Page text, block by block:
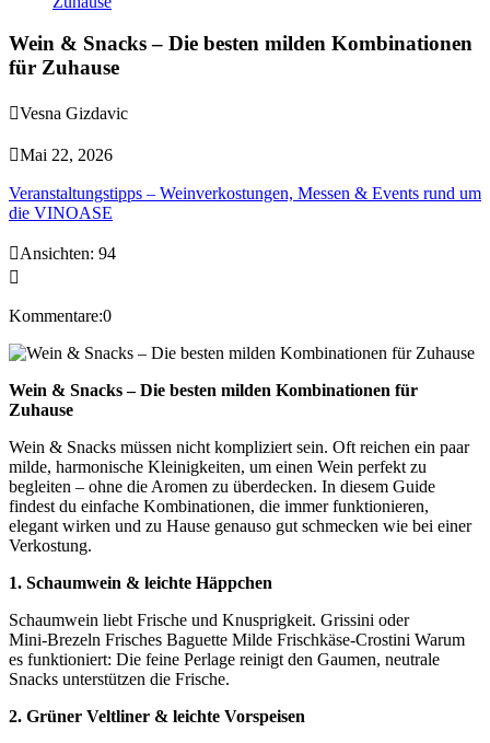
Wein & Snacks – Die besten milden Kombinationen
für Zuhause
Vesna Gizdavic
Mai 22, 2026
Veranstaltungstipps – Weinverkostungen, Messen & Events rund um
die VINOASE
Ansichten: 94

Kommentare:0
Wein & Snacks – Die besten milden Kombinationen für
Zuhause
Wein & Snacks müssen nicht kompliziert sein. Oft reichen ein paar
milde, harmonische Kleinigkeiten, um einen Wein perfekt zu
begleiten – ohne die Aromen zu überdecken. In diesem Guide
findest du einfache Kombinationen, die immer funktionieren,
elegant wirken und zu Hause genauso gut schmecken wie bei einer
Verkostung.
1. Schaumwein & leichte Häppchen
Schaumwein liebt Frische und Knusprigkeit. Grissini oder
Mini‑Brezeln Frisches Baguette Milde Frischkäse‑Crostini Warum
es funktioniert: Die feine Perlage reinigt den Gaumen, neutrale
Snacks unterstützen die Frische.
2. Grüner Veltliner & leichte Vorspeisen